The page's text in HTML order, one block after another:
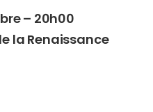
– 20h00
la Renaissance